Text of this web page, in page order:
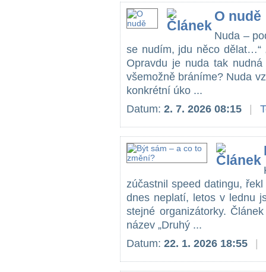
O nudě
Nuda –
se nudím, jdu něco dělat…“
Opravdu je nuda tak
všemožně bráníme? Nuda
konkrétní úko ...
Datum: 2. 7. 2026 08:15
zúčastnil speed datingu,
dnes neplatí, letos v lednu
stejné organizátorky.
název „Druhý ...
Datum: 22. 1. 2026 18:55